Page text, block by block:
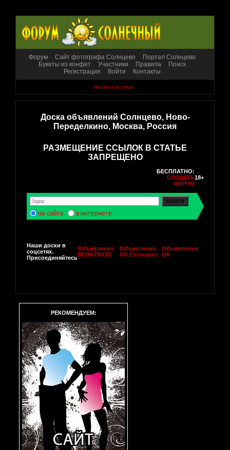
Форум Сайт фотографа Солнцево
Портал Солнцево
Букеты из конфет
Участники Правила
Поиск
Регистрация
Войти Контакты
Активные темы
Доска объявлений Солнцево, Ново-
Переделкино, Москва, Россия
РАЗМЕЩЕНИЕ ССЫЛОК В СТАТЬЕ
ЗАПРЕЩЕНО
БЕСПЛАТНО:
СОЗДАТЬ
ФОРУМ
18+
на сайте в интернете
Наши доски в
соцсетях.
Присоединяйтесь
Объявления
ВКОНТАКТЕ
Объявления
ОК Солнцево
Объявления
ОК
РЕКОМЕНДУЕМ: